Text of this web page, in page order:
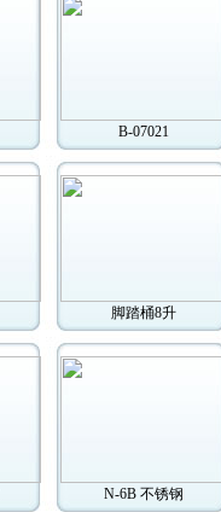
B-07021
脚踏桶8升
N-6B 不锈钢